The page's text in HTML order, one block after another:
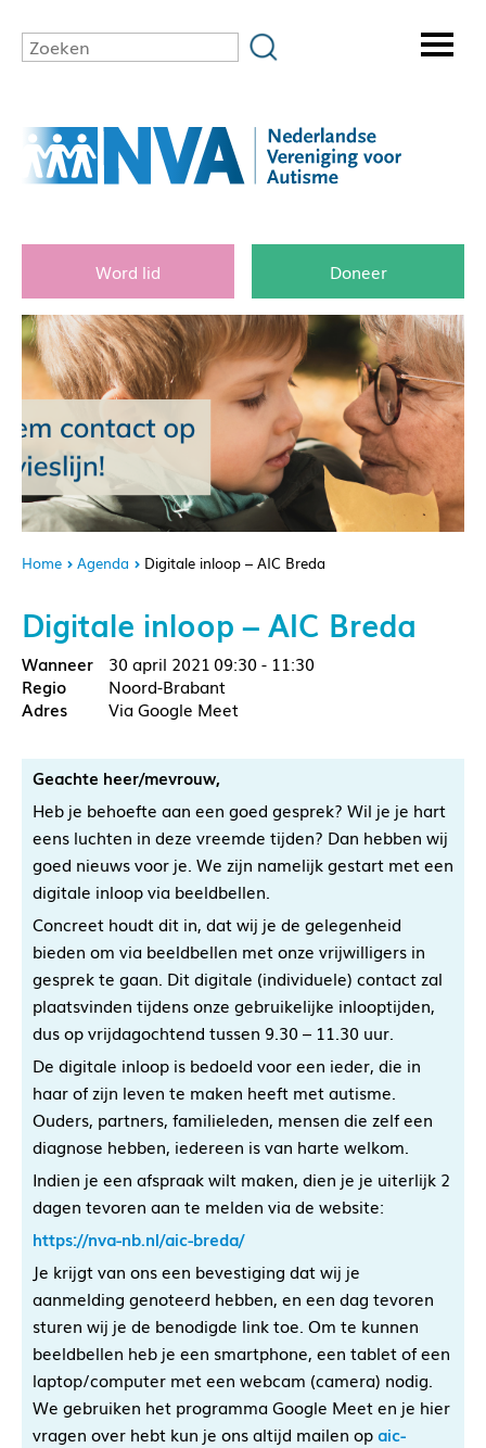
Word lid Doneer
Home Agenda Digitale inloop – AIC Breda
Digitale inloop – AIC Breda
30 april 2021 09:30 - 11:30
Noord-Brabant
Via Google Meet
Geachte heer/mevrouw,
Heb je behoefte aan een goed gesprek? Wil je je hart
eens luchten in deze vreemde tijden? Dan hebben wij
goed nieuws voor je. We zijn namelijk gestart met een
digitale inloop via beeldbellen.
Concreet houdt dit in, dat wij je de gelegenheid
bieden om via beeldbellen met onze vrijwilligers in
gesprek te gaan. Dit digitale (individuele) contact zal
plaatsvinden tijdens onze gebruikelijke inlooptijden,
dus op vrijdagochtend tussen 9.30 – 11.30 uur.
De digitale inloop is bedoeld voor een ieder, die in
haar of zijn leven te maken heeft met autisme.
Ouders, partners, familieleden, mensen die zelf een
diagnose hebben, iedereen is van harte welkom.
Indien je een afspraak wilt maken, dien je je uiterlijk 2
dagen tevoren aan te melden via de website:
https://nva-nb.nl/aic-breda/
Je krijgt van ons een bevestiging dat wij je
aanmelding genoteerd hebben, en een dag tevoren
sturen wij je de benodigde link toe. Om te kunnen
beeldbellen heb je een smartphone, een tablet of een
laptop/computer met een webcam (camera) nodig.
We gebruiken het programma Google Meet en je hier
vragen over hebt kun je ons altijd mailen opaic-